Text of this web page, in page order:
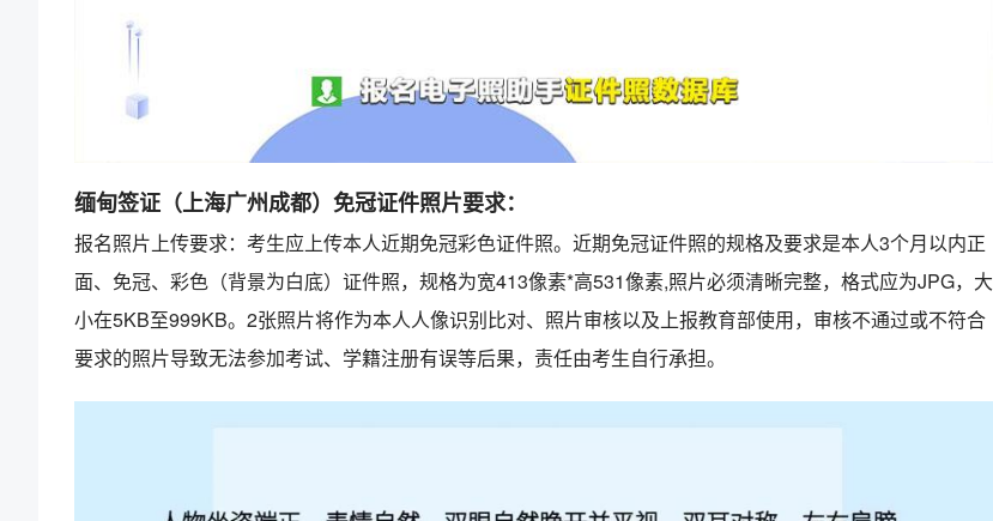
缅甸签证（上海广州成都）免冠证件照片要求：
报名照片上传要求：考生应上传本人近期免冠彩色证件照。近期免冠证件照的规格及要求是本人3个月以内正
面、免冠、彩色（背景为白底）证件照，规格为宽413像素*高531像素,照片必须清晰完整，格式应为JPG，大
小在5KB至999KB。2张照片将作为本人人像识别比对、照片审核以及上报教育部使用，审核不通过或不符合
要求的照片导致无法参加考试、学籍注册有误等后果，责任由考生自行承担。